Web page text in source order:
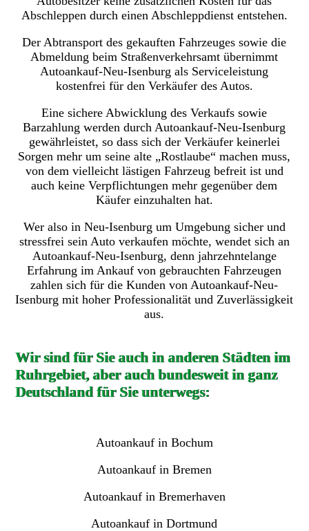
Abschleppen durch einen Abschleppdienst entstehen.
Der Abtransport des gekauften Fahrzeuges sowie die
Abmeldung beim Straßenverkehrsamt übernimmt
Autoankauf-Neu-Isenburg als Serviceleistung
kostenfrei für den Verkäufer des Autos.
Eine sichere Abwicklung des Verkaufs sowie
Barzahlung werden durch Autoankauf-Neu-Isenburg
gewährleistet, so dass sich der Verkäufer keinerlei
Sorgen mehr um seine alte „Rostlaube“ machen muss,
von dem vielleicht lästigen Fahrzeug befreit ist und
auch keine Verpflichtungen mehr gegenüber dem
Käufer einzuhalten hat.
Wer also in Neu-Isenburg um Umgebung sicher und
stressfrei sein Auto verkaufen möchte, wendet sich an
Autoankauf-Neu-Isenburg, denn jahrzehntelange
Erfahrung im Ankauf von gebrauchten Fahrzeugen
zahlen sich für die Kunden von Autoankauf-Neu-
Isenburg mit hoher Professionalität und Zuverlässigkeit
aus.
Wir sind für Sie auch in anderen Städten im
Ruhrgebiet, aber auch bundesweit in ganz
Deutschland für Sie unterwegs:
Autoankauf in Bochum
Autoankauf in Bremen
Autoankauf in Bremerhaven
Autoankauf in Dortmund